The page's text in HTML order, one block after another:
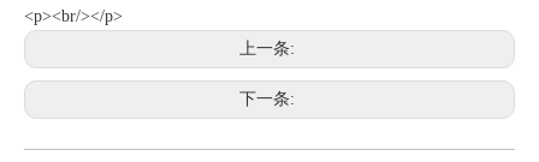
上一条:
下一条: